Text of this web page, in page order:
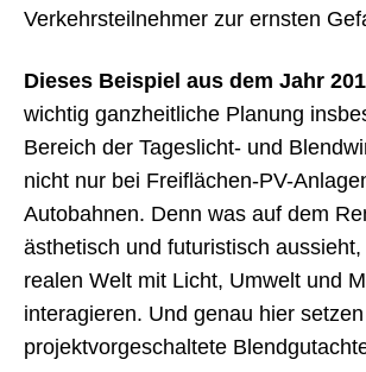
Verkehrsteilnehmer zur ernsten
Dieses Beispiel aus dem Jahr
wichtig ganzheitliche Planung
Bereich der Tageslicht- und
nicht nur bei Freiflächen-PV-
Autobahnen. Denn was auf dem
ästhetisch und futuristisch
realen Welt mit Licht, Umwelt und
interagieren. Und genau hier setzen
projektvorgeschaltete